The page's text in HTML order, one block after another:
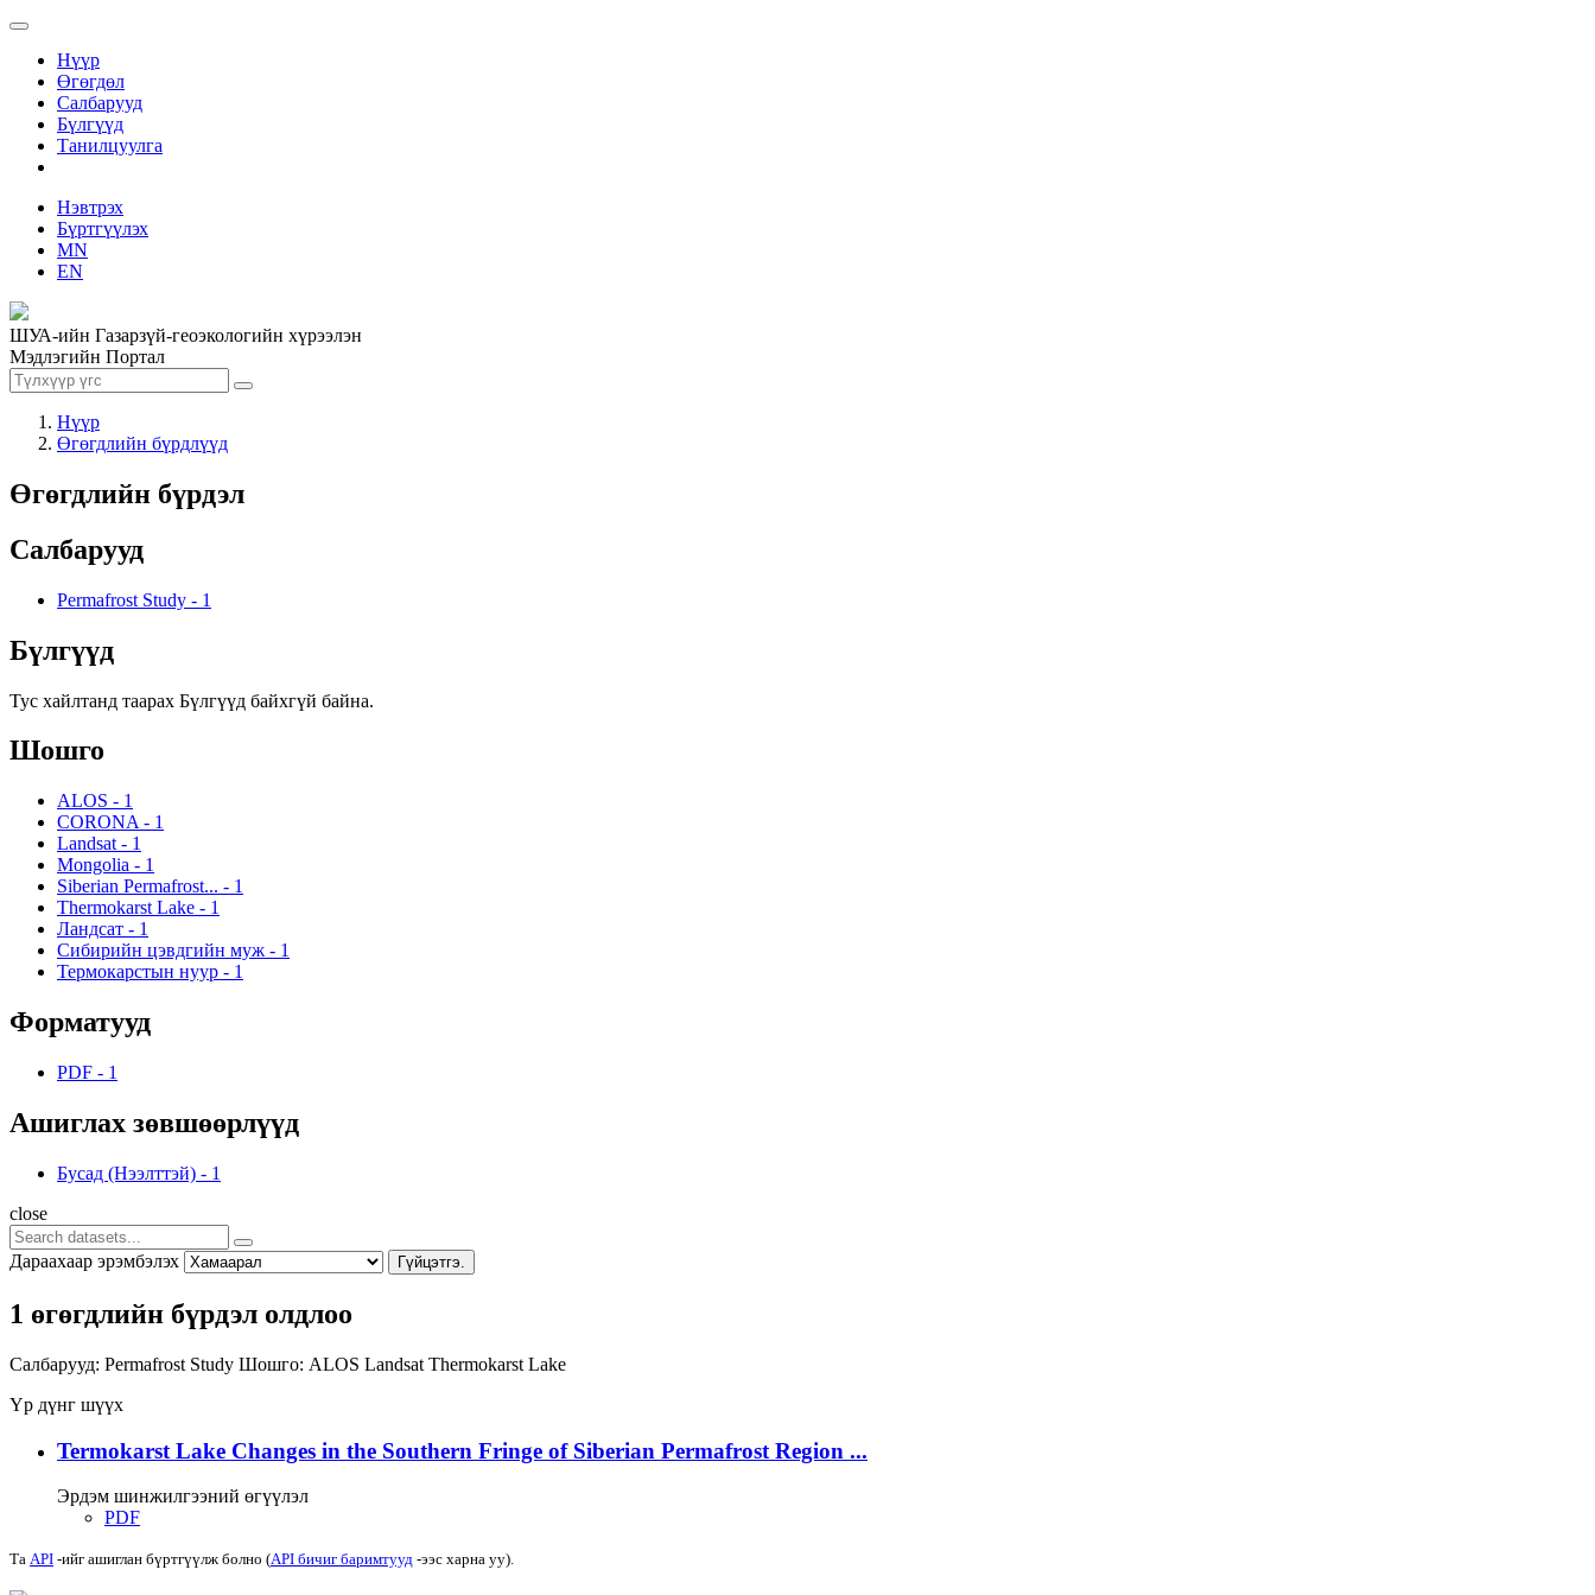
Нүүр
Өгөгдөл
Салбарууд
Бүлгүүд
Танилцуулга
Нэвтрэх
Бүртгүүлэх
MN
EN
ШУА-ийн Газарзүй-геоэкологийн хүрээлэн
Мэдлэгийн Портал
Нүүр
Өгөгдлийн бүрдлүүд
Өгөгдлийн бүрдэл
Салбарууд
Permafrost Study - 1
Бүлгүүд
Тус хайлтанд таарах Бүлгүүд байхгүй байна.
Шошго
ALOS - 1
CORONA - 1
Landsat - 1
Mongolia - 1
Siberian Permafrost... - 1
Thermokarst Lake - 1
Ландсат - 1
Сибирийн цэвдгийн муж - 1
Термокарстын нуур - 1
Форматууд
PDF - 1
Ашиглах зөвшөөрлүүд
Бусад (Нээлттэй) - 1
close
Дараахаар эрэмбэлэх Гүйцэтгэ.
1 өгөгдлийн бүрдэл олдлоо
Салбарууд: Permafrost Study Шошго: ALOS Landsat Thermokarst Lake
Үр дүнг шүүх
Termokarst Lake Changes in the Southern Fringe of Siberian Permafrost Region ...
Эрдэм шинжилгээний өгүүлэл
PDF
Та API -ийг ашиглан бүртгүүлж болно (API бичиг баримтууд -ээс харна уу).